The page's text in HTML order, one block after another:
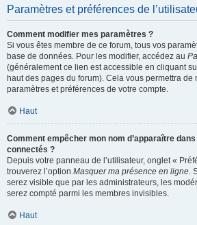
Paramètres et préférences de
Comment modifier mes paramètres ?
Si vous êtes membre de ce forum, tous vos
base de données. Pour les modifier, accédez au
(généralement ce lien est accessible en cliquant
haut des pages du forum). Cela vous permettra de
paramètres et préférences de votre compte.
Haut
Comment empêcher mon nom d’apparaître
connectés ?
Depuis votre panneau de l’utilisateur, onglet «
trouverez l’option Masquer ma présence en ligne.
serez visible que par les administrateurs, les
serez compté parmi les membres invisibles.
Haut